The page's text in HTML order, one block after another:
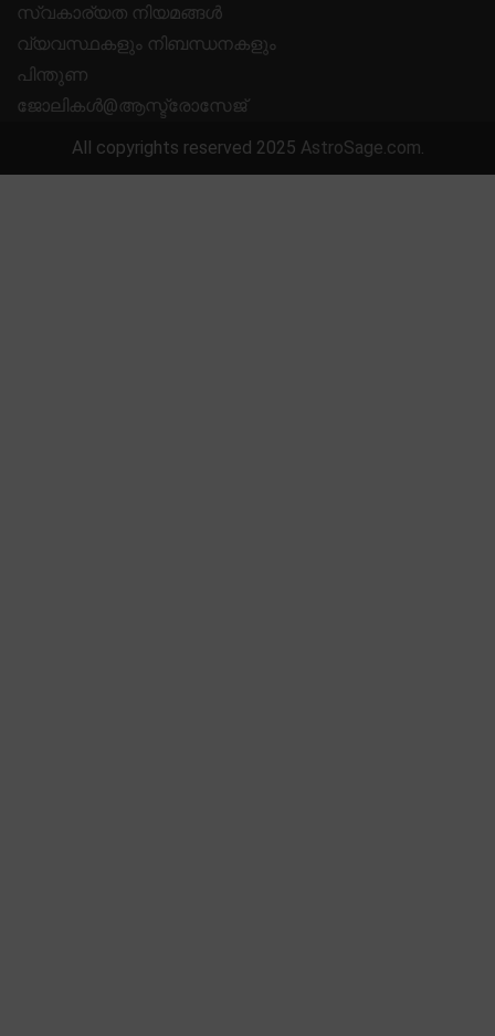
സ്വകാര്യത നിയമങ്ങൾ
വ്യവസ്ഥകളും നിബന്ധനകളും
പിന്തുണ
ജോലികൾ@ആസ്ട്രോസേജ്
All copyrights reserved 2025 AstroSage.com.